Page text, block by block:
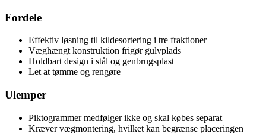
Fordele
Effektiv løsning til kildesortering i tre fraktioner
Væghængt konstruktion frigør gulvplads
Holdbart design i stål og genbrugsplast
Let at tømme og rengøre
Ulemper
Piktogrammer medfølger ikke og skal købes separat
Kræver vægmontering, hvilket kan begrænse placeringen